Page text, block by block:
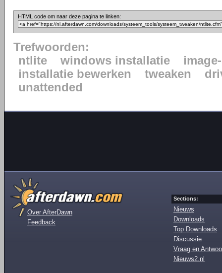
HTML code om naar deze pagina te linken:
Trefwoorden:
ntlite
windows installatie
installatie bewerken
tweaken
unattended
Over AfterDawn
Feedback
Sections:
Nieuws
Downloads
Top Downloads
Discussie
Vraag en
Nieuws2.nl